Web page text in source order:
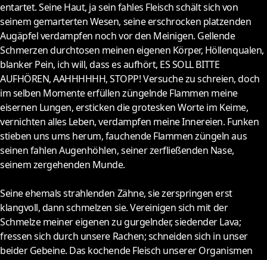
entartet. Seine Haut, ja sein fahles Fleisch schält sich von
seinem gemarterten Wesen, seine erschrocken platzenden
Augäpfel verdampfen noch vor den Meinigen. Gellende
Schmerzen durchtosen meinen eigenen Körper, Höllenqualen,
blanker Pein, ich will, dass es aufhört, ES SOLL BITTE
AUFHÖREN, AAHHHHHH, STOPP! Versuche zu schreien, doch
im selben Momente erfüllen züngelnde Flammen meine
eisernen Lungen, ersticken die grotesken Worte im Keime,
vernichten alles Leben, verdampfen meine Innereien. Funken
stieben uns ums herum, fauchende Flammen züngeln aus
seinen fahlen Augenhöhlen, seiner zerfließenden Nase,
seinem zergehenden Munde.
Seine ehemals strahlenden Zähne, sie zerspringen erst
klangvoll, dann schmelzen sie. Vereinigen sich mit der
Schmelze meiner eigenen zu gurgelnder, siedender Lava;
fressen sich durch unsere Rachen; schneiden sich in unser
beider Gebeine. Das kochende Fleisch unserer Organismen